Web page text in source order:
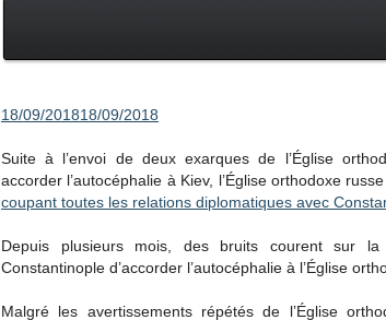
18/09/201818/09/2018
Suite à l’envoi de deux exarques de l’Église
accorder l’autocéphalie à Kiev, l’Église orthodoxe
coupant toutes les relations diplomatiques avec
Depuis plusieurs mois, des bruits courent sur
Constantinople d’accorder l’autocéphalie à l’Église
Malgré les avertissements répétés de l’Église